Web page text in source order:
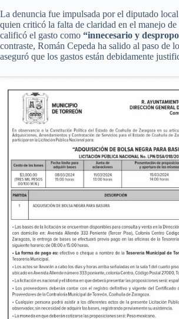
La denuncia fue impulsada por el diputado local
quien criticó la falta de claridad en el manejo
calificó el gasto como “innecesario y
contraste, Román Cepeda ha salido al paso de
aseguró que los gastos están debidamente